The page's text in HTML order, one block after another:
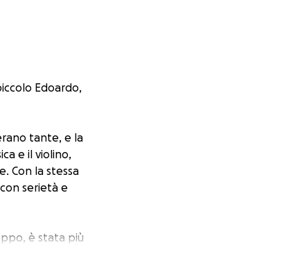
Edoardo,
tante, e la
e il violino,
Con la stessa
serietà e
è stata più